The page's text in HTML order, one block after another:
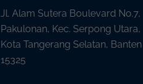
Jl. Alam Sutera Boulevard No.7,
Pakulonan, Kec. Serpong Utara,
Kota Tangerang Selatan, Banten
15325